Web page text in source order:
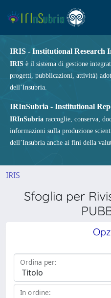
IRIS - Institutional Research
IRIS è il sistema di gestione
progetti, pubblicazioni, attività)
dell’Insubria.
IRInSubria - Institutional
IRInSubria raccoglie, conserva,
informazioni sulla produzione
dell’Insubria anche ai fini della
IRIS
Sfoglia per
Ordina per:
In ordine: